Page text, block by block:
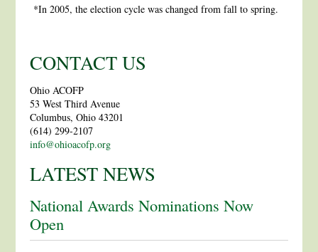
*In 2005, the election cycle was changed from fall to spring.
CONTACT US
Ohio ACOFP
53 West Third Avenue
Columbus, Ohio 43201
(614) 299-2107
info@ohioacofp.org
LATEST NEWS
National Awards Nominations Now
Open